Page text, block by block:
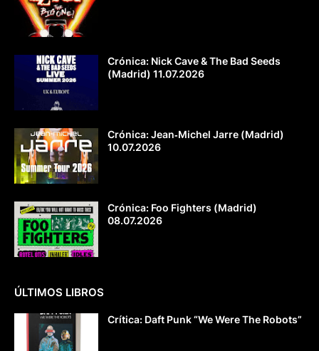
Crónica: Nick Cave & The Bad Seeds
(Madrid) 11.07.2026
Crónica: Jean‐Michel Jarre (Madrid)
10.07.2026
Crónica: Foo Fighters (Madrid)
08.07.2026
ÚLTIMOS LIBROS
Crítica: Daft Punk “We Were The Robots”